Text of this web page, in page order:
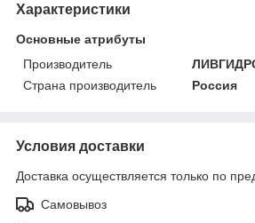
Характеристики
Основные атрибуты
Производитель
Страна производитель
Россия
Условия доставки
Доставка осуществляется только по
Самовывоз